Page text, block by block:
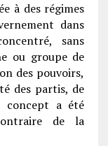
à des régimes
dans
sans
ou groupe de
des pouvoirs,
des partis, de
concept a été
de la